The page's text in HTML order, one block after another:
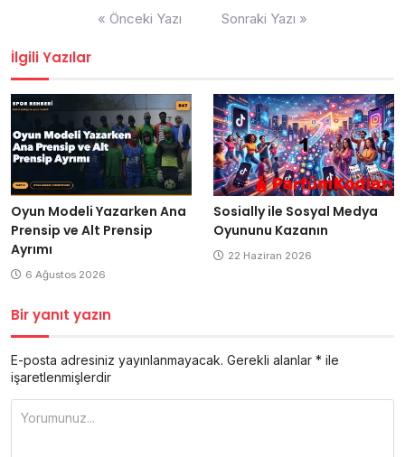
« Önceki Yazı Sonraki Yazı »
İlgili Yazılar
Oyun Modeli Yazarken Ana
Prensip ve Alt Prensip
Ayrımı
6 Ağustos 2026
Sosially ile Sosyal Medya
Oyununu Kazanın
22 Haziran 2026
Bir yanıt yazın
E-posta adresiniz yayınlanmayacak. Gerekli alanlar * ile
işaretlenmişlerdir